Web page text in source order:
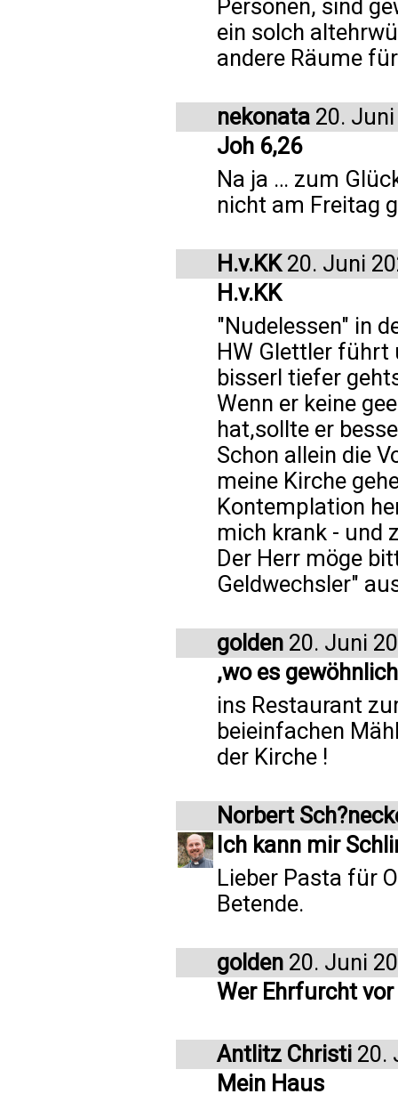
Personen, sind
ein solch
andere Räume
nekonata 20.
Joh 6,26
Na ja … zum
nicht am Freitag
H.v.KK20. Juni
H.v.KK
"Nudelessen" in
HW Glettler führt
bisserl tiefer
Wenn er keine
hat,sollte er
Schon allein die
meine Kirche
Kontemplation
mich krank - und
Der Herr möge
Geldwechsler"
golden 20. Juni
,wo es
ins Restaurant
beieinfachen
der Kirche !
Norbert
Ich kann mir
Lieber Pasta für
Betende.
golden 20. Juni
Wer Ehrfurcht
Antlitz Christi 20.
Mein Haus